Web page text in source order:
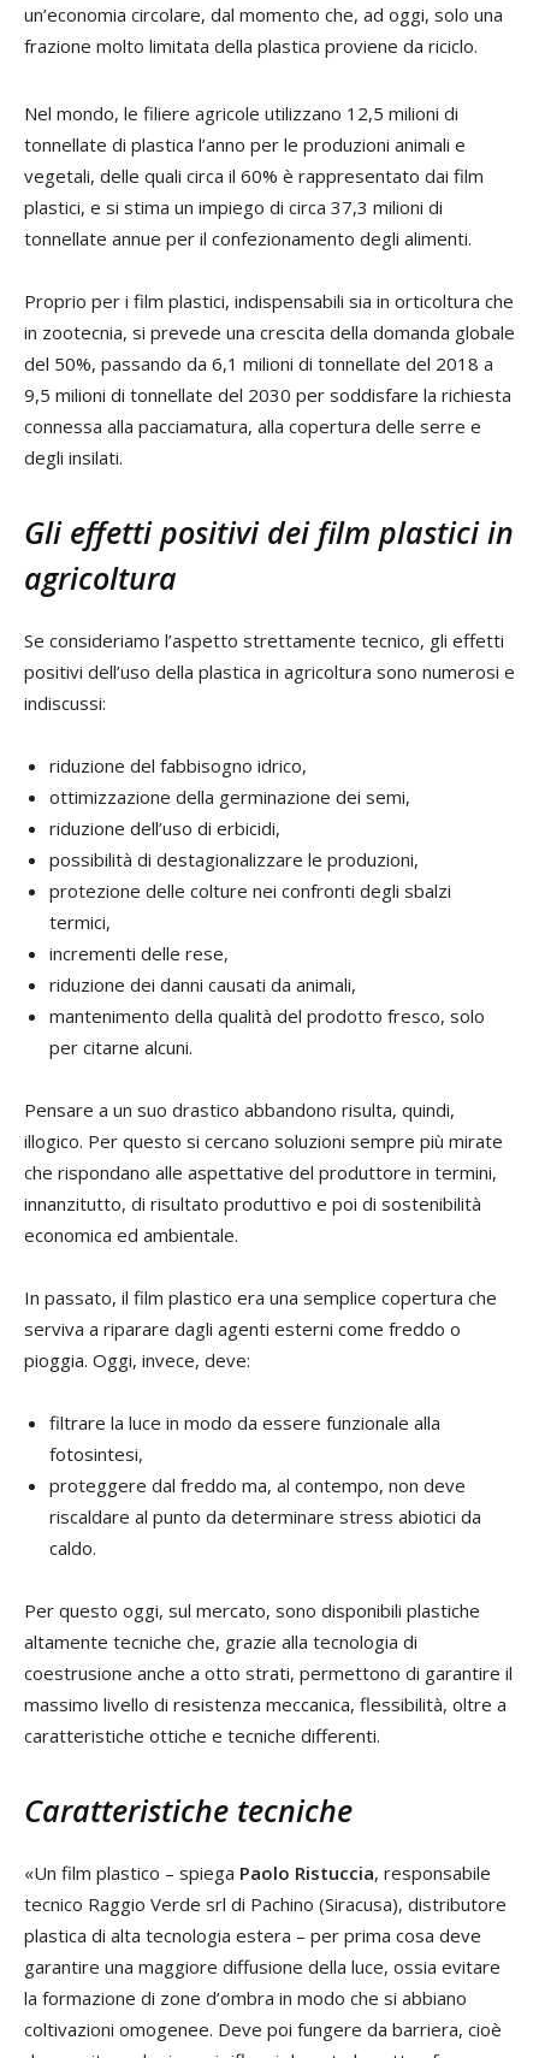
un’economia circolare, dal momento che, ad oggi, solo una
frazione molto limitata della plastica proviene da riciclo.
Nel mondo, le filiere agricole utilizzano 12,5 milioni di
tonnellate di plastica l’anno per le produzioni animali e
vegetali, delle quali circa il 60% è rappresentato dai film
plastici, e si stima un impiego di circa 37,3 milioni di
tonnellate annue per il confezionamento degli alimenti.
Proprio per i film plastici, indispensabili sia in orticoltura che
in zootecnia, si prevede una crescita della domanda globale
del 50%, passando da 6,1 milioni di tonnellate del 2018 a
9,5 milioni di tonnellate del 2030 per soddisfare la richiesta
connessa alla pacciamatura, alla copertura delle serre e
degli insilati.
Gli effetti positivi dei film plastici in
agricoltura
Se consideriamo l’aspetto strettamente tecnico, gli effetti
positivi dell’uso della plastica in agricoltura sono numerosi e
indiscussi:
riduzione del fabbisogno idrico,
ottimizzazione della germinazione dei semi,
riduzione dell’uso di erbicidi,
possibilità di destagionalizzare le produzioni,
protezione delle colture nei confronti degli sbalzi
termici,
incrementi delle rese,
riduzione dei danni causati da animali,
mantenimento della qualità del prodotto fresco, solo
per citarne alcuni.
Pensare a un suo drastico abbandono risulta, quindi,
illogico. Per questo si cercano soluzioni sempre più mirate
che rispondano alle aspettative del produttore in termini,
innanzitutto, di risultato produttivo e poi di sostenibilità
economica ed ambientale.
In passato, il film plastico era una semplice copertura che
serviva a riparare dagli agenti esterni come freddo o
pioggia. Oggi, invece, deve:
filtrare la luce in modo da essere funzionale alla
fotosintesi,
proteggere dal freddo ma, al contempo, non deve
riscaldare al punto da determinare stress abiotici da
caldo.
Per questo oggi, sul mercato, sono disponibili plastiche
altamente tecniche che, grazie alla tecnologia di
coestrusione anche a otto strati, permettono di garantire il
massimo livello di resistenza meccanica, flessibilità, oltre a
caratteristiche ottiche e tecniche differenti.
Caratteristiche tecniche
«Un film plastico – spiega Paolo Ristuccia, responsabile
tecnico Raggio Verde srl di Pachino (Siracusa), distributore
plastica di alta tecnologia estera – per prima cosa deve
garantire una maggiore diffusione della luce, ossia evitare
la formazione di zone d’ombra in modo che si abbiano
coltivazioni omogenee. Deve poi fungere da barriera, cioè